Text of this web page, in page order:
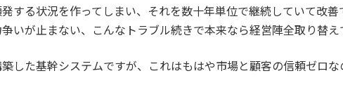
する状況を作ってしまい、それを数十年単位で継続していて改
いが止まない、こんなトラブル続きで本来なら経営陣全取り替え
した基幹システムですが、これはもはや市場と顧客の信頼ゼロ